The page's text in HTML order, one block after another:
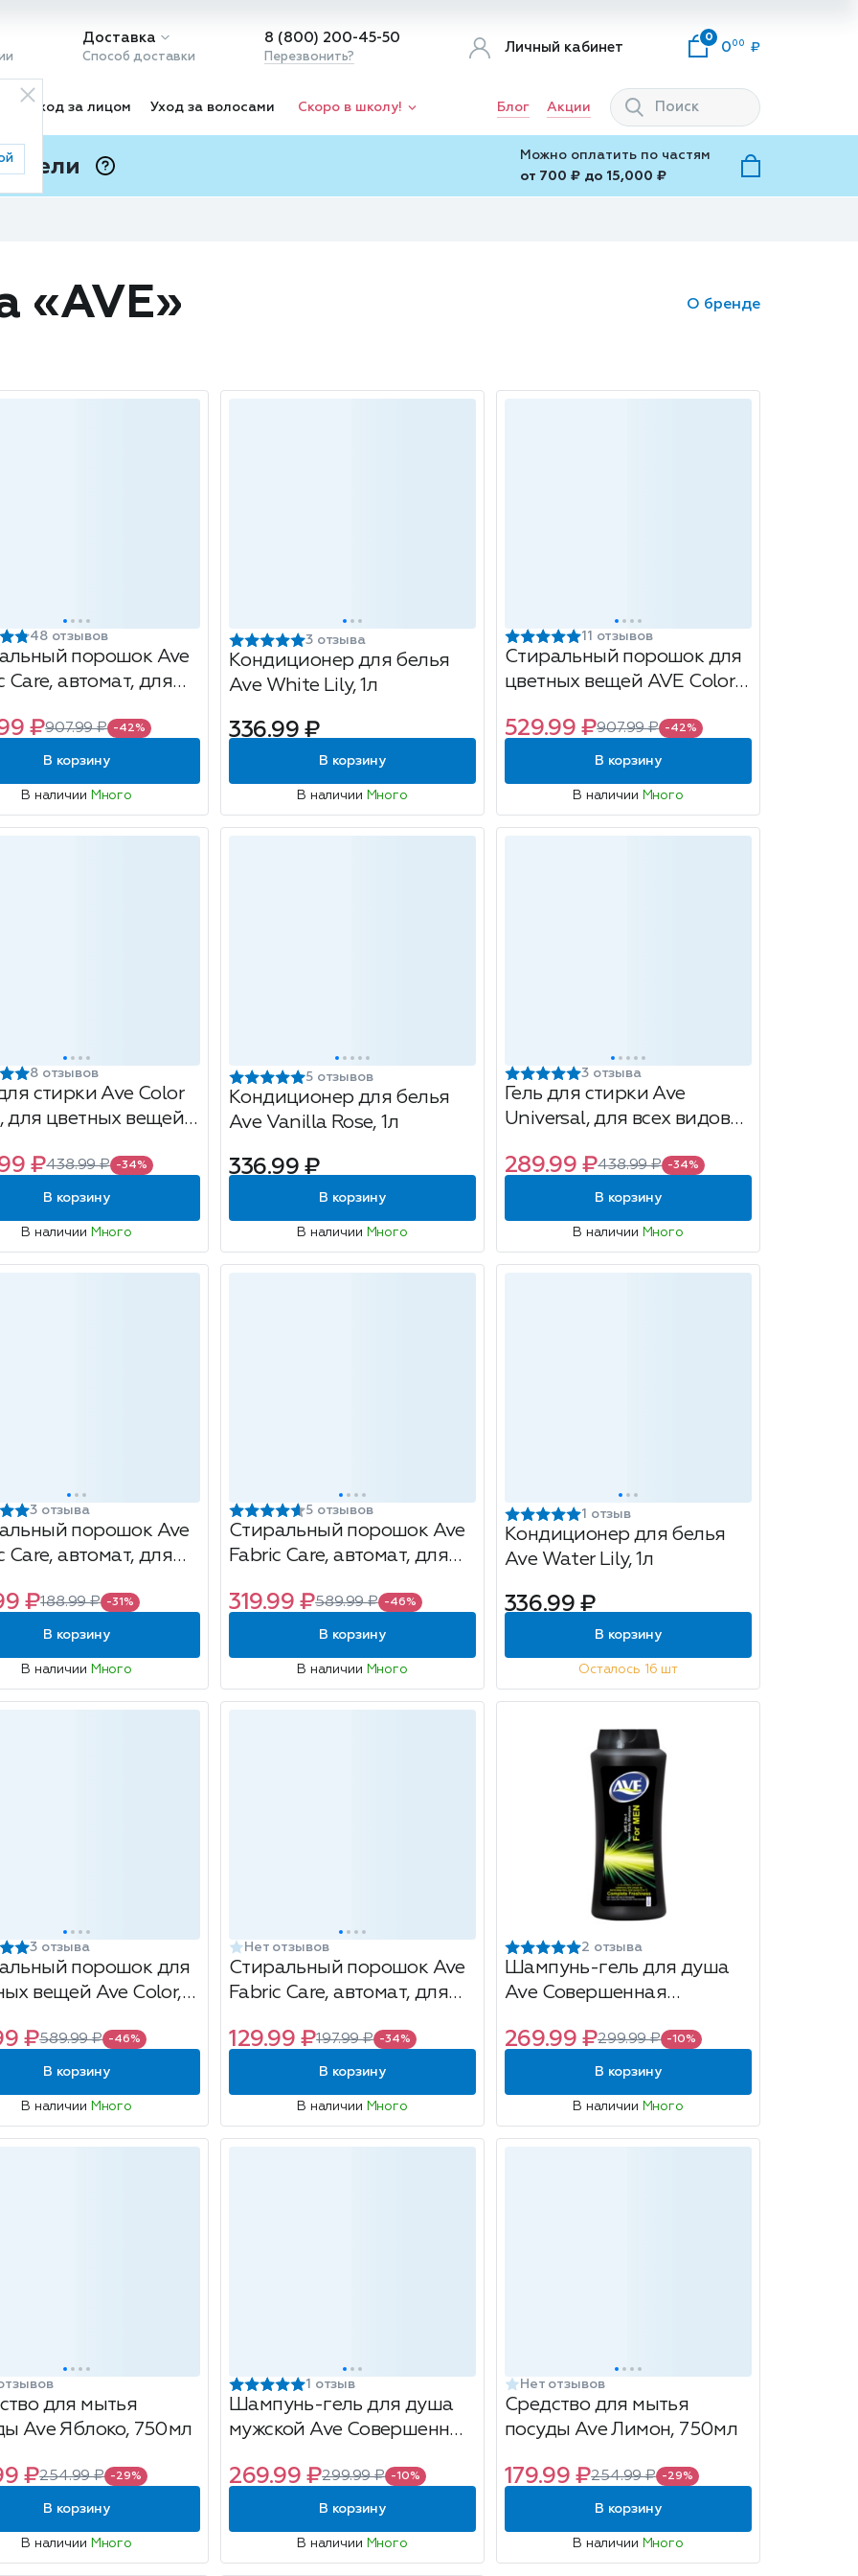
Доставка
Способ доставки
8 (800) 200-45-50
Перезвонить?
Личный кабинет
0
0 00
Уход за лицом Уход за волосами Скоро в школу! Блог Акции
Можно оплатить по частям
от 700 ₽ до 15,000 ₽
«AVE» О бренде
48 отзывов
порошок Ave
Care, автомат, для
3кг
₽907.99 ₽ -42%
В корзину
В наличии Много
3 отзыва
Кондиционер для белья
Ave White Lily, 1л
336.99 ₽
В корзину
В наличии Много
11 отзывов
Стиральный порошок для
цветных вещей AVE Color
529.99 ₽907.99 ₽ -42%
В корзину
В наличии Много
8 отзывов
стирки Ave Color
для цветных вещей,
₽438.99 ₽ -34%
В корзину
В наличии Много
5 отзывов
Кондиционер для белья
Ave Vanilla Rose, 1л
336.99 ₽
В корзину
В наличии Много
3 отзыва
Гель для стирки Ave
Universal, для всех видов
289.99 ₽438.99 ₽ -34%
В корзину
В наличии Много
3 отзыва
порошок Ave
Care, автомат, для
450г
₽188.99 ₽ -31%
В корзину
В наличии Много
5 отзывов
Стиральный порошок Ave
Fabric Care, автомат, для
стирок, 1.5кг
319.99 ₽589.99 ₽ -46%
В корзину
В наличии Много
1 отзыв
Кондиционер для белья
Ave Water Lily, 1л
336.99 ₽
В корзину
Осталось 16 шт
3 отзыва
порошок для
вещей Ave Color,
₽589.99 ₽ -46%
В корзину
В наличии Много
Нет отзывов
Стиральный порошок Ave
Fabric Care, автомат, для
129.99 ₽197.99 ₽ -34%
В корзину
В наличии Много
2 отзыва
Шампунь-гель для душа
Ave Совершенная
400мл
269.99 ₽299.99 ₽ -10%
В корзину
В наличии Много
для мытья
Ave Яблоко, 750мл
₽254.99 ₽ -29%
В корзину
В наличии Много
1 отзыв
Шампунь-гель для душа
мужской Ave Совершенный
269.99 ₽299.99 ₽ -10%
В корзину
В наличии Много
Нет отзывов
Средство для мытья
посуды Ave Лимон, 750мл
179.99 ₽254.99 ₽ -29%
В корзину
В наличии Много